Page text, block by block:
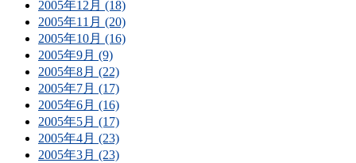
2005年12月 (18)
2005年11月 (20)
2005年10月 (16)
2005年9月 (9)
2005年8月 (22)
2005年7月 (17)
2005年6月 (16)
2005年5月 (17)
2005年4月 (23)
2005年3月 (23)